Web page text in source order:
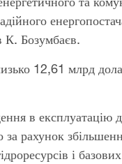
К. Бозумбаєв.
12,61 млрд
в
рахунок
і